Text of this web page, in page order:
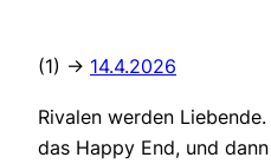
(1) -> 14.4.2026
Rivalen werden
das Happy End, und